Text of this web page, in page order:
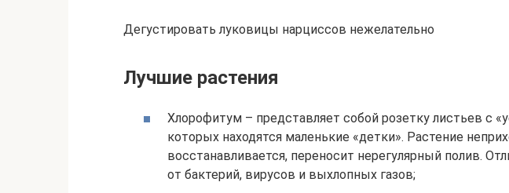
Дегустировать луковицы нарциссов нежелательно
Лучшие растения
Хлорофитум – представляет собой розетку листьев с
которых находятся маленькие «детки». Растение
восстанавливается, переносит нерегулярный полив.
от бактерий, вирусов и выхлопных газов;